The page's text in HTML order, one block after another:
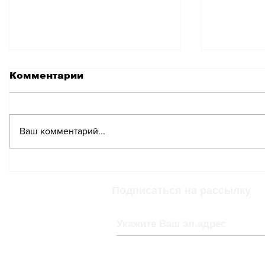
Комментарии
Ваш комментарий...